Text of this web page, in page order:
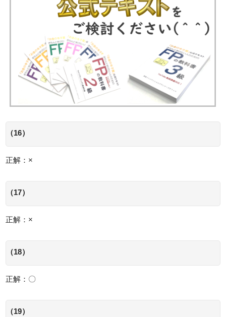
（16）
正解：×
（17）
正解：×
（18）
正解：〇
（19）